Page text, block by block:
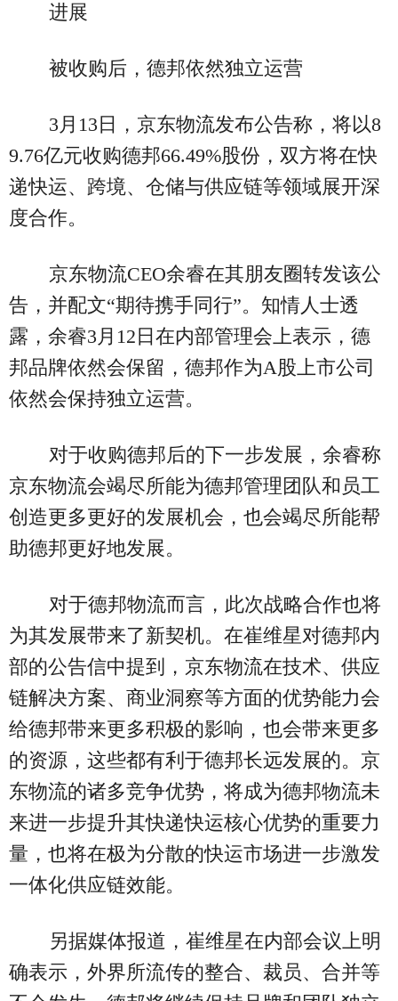
进展
被收购后，德邦依然独立运营
3月13日，京东物流发布公告称，将以8
9.76亿元收购德邦66.49%股份，双方将在快
递快运、跨境、仓储与供应链等领域展开深
度合作。
京东物流CEO余睿在其朋友圈转发该公
告，并配文“期待携手同行”。知情人士透
露，余睿3月12日在内部管理会上表示，德
邦品牌依然会保留，德邦作为A股上市公司
依然会保持独立运营。
对于收购德邦后的下一步发展，余睿称
京东物流会竭尽所能为德邦管理团队和员工
创造更多更好的发展机会，也会竭尽所能帮
助德邦更好地发展。
对于德邦物流而言，此次战略合作也将
为其发展带来了新契机。在崔维星对德邦内
部的公告信中提到，京东物流在技术、供应
链解决方案、商业洞察等方面的优势能力会
给德邦带来更多积极的影响，也会带来更多
的资源，这些都有利于德邦长远发展的。京
东物流的诸多竞争优势，将成为德邦物流未
来进一步提升其快递快运核心优势的重要力
量，也将在极为分散的快运市场进一步激发
一体化供应链效能。
另据媒体报道，崔维星在内部会议上明
确表示，外界所流传的整合、裁员、合并等